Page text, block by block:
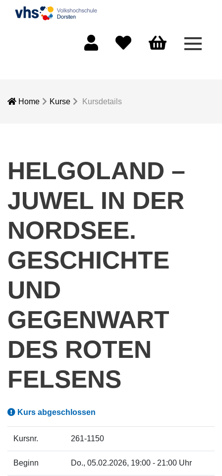
Menü
Home Kurse Kursdetails
HELGOLAND –
JUWEL IN DER
NORDSEE.
GESCHICHTE
UND
GEGENWART
DES ROTEN
FELSENS
Kurs abgeschlossen
Kursnr. 261-1150
Beginn Do., 05.02.2026, 19:00 - 21:00 Uhr